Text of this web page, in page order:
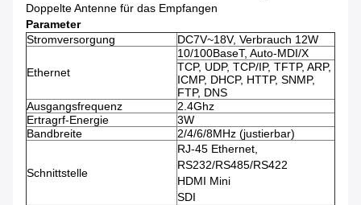
Doppelte Antenne für das Empfangen
Parameter
Stromversorgung
DC7V~18V, Verbrauch 12W
Ethernet
10/100BaseT, Auto-MDI/X
TCP, UDP, TCP/IP, TFTP, ARP,
ICMP, DHCP, HTTP, SNMP,
FTP, DNS
Ausgangsfrequenz
2.4Ghz
Ertragrf-Energie
3W
Bandbreite
2/4/6/8MHz (justierbar)
Schnittstelle
RJ-45 Ethernet,
RS232/RS485/RS422
HDMI Mini
SDI